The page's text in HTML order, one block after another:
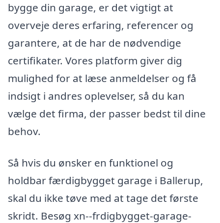
bygge din garage, er det vigtigt at
overveje deres erfaring, referencer og
garantere, at de har de nødvendige
certifikater. Vores platform giver dig
mulighed for at læse anmeldelser og få
indsigt i andres oplevelser, så du kan
vælge det firma, der passer bedst til dine
behov.
Så hvis du ønsker en funktionel og
holdbar færdigbygget garage i Ballerup,
skal du ikke tøve med at tage det første
skridt. Besøg xn--frdigbygget-garage-